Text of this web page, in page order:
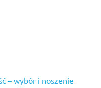
– wybór i noszenie